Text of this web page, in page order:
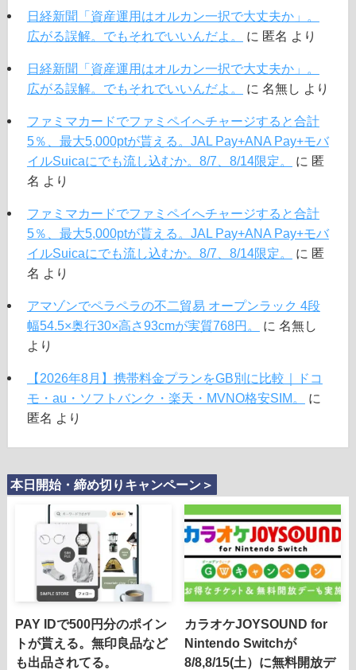
日経新聞「資産運用はオルカン一択で大丈夫か」。
広がる誤解。でもそれでいいんだよ。
に 匿名 より
日経新聞「資産運用はオルカン一択で大丈夫か」。
広がる誤解。でもそれでいいんだよ。
に 名無し より
ファミマカードでファミペイへチャージすると合計
5％、最大5,000ptが貰える。JAL Pay+ANA Pay+モバ
イルSuicaにでも流し込むか。8/7、8/14限定。
に 匿
名 より
ファミマカードでファミペイへチャージすると合計
5％、最大5,000ptが貰える。JAL Pay+ANA Pay+モバ
イルSuicaにでも流し込むか。8/7、8/14限定。
に 匿
名 より
アマゾンでペラペラの不二貿易 オープンラック 4段
幅54.5×奥行30×高さ93cmが実質768円。
に 名無し
より
【2026年8月】携帯料金プランをGB別に比較｜ドコ
モ・au・ソフトバンク・楽天・MVNO格安SIM。
に
匿名 より
本日開始・締め切りキャンペーン＞
PAY IDで500円分のポイン
トが貰える。無印良品など
も出品されてる。
カラオケJOYSOUND for
Nintendo Switchが
8/8,8/15(土）に無料開放デ